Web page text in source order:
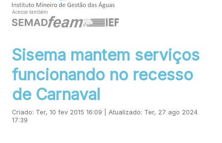
Acesse também
Sisema mantem serviços
funcionando no recesso
de Carnaval
Criado: Ter, 10 fev 2015 16:09 | Atualizado: Ter, 27 ago 2024
17:39